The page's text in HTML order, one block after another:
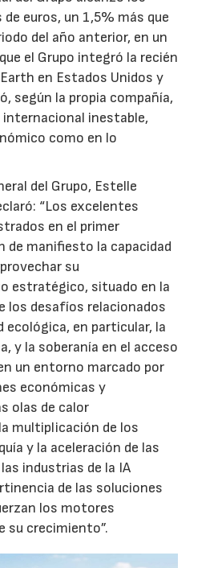
euros, un 1,5% más que
del año anterior, en un
el Grupo integró la recién
en Estados Unidos y
según la propia compañía,
inestable,
como en lo
del Grupo, Estelle
“Los excelentes
en el primer
de manifiesto la capacidad
su
estratégico, situado en la
los desafíos relacionados
ecológica, en particular, la
y la soberanía en el acceso
un entorno marcado por
económicas y
olas de calor
multiplicación de los
y la aceleración de las
industrias de la IA
de las soluciones
los motores
su crecimiento”.